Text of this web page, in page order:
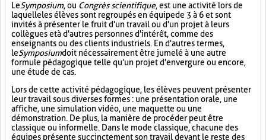
LeSymposium, ou Congrès scientifique, est une activité lors de
laquelle les élèves sont regroupés en équipe de 3 à 6 et sont
invités à présenter le fruit d'un travail ou d'un projet à leurs
collègues et à d'autres personnes d'intérêt, comme des
enseignants ou des clients industriels. En d'autres termes,
leSymposiumdoit nécessairement être jumelé à une autre
formule pédagogique telle qu'un projet d'envergure ou encore,
une étude de cas.
Lors de cette activité pédagogique, les élèves peuvent présenter
leur travail sous diverses formes : une présentation orale, une
affiche, une simulation vidéo, une maquette ou une
démonstration. De plus, la manière de procéder peut être
classique ou informelle. Dans le mode classique, chacune des
équipes présente succinctement son travail devant le reste des